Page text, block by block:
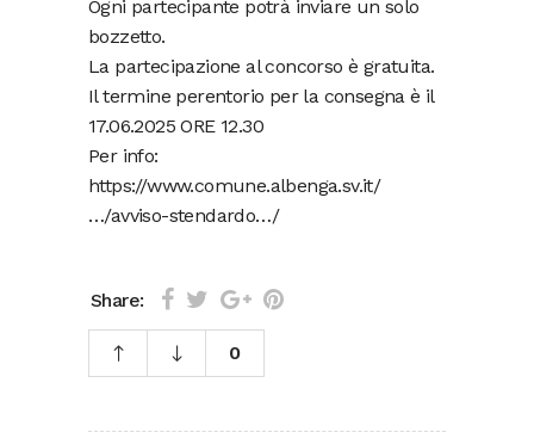
Ogni partecipante potrà inviare un solo
bozzetto.
La partecipazione al concorso è gratuita.
Il termine perentorio per la consegna è il
17.06.2025 ORE 12.30
Per info:
https://www.comune.albenga.sv.it/
…/avviso-stendardo…/
Share:
0